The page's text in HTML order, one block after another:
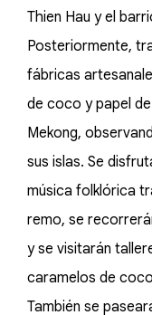
Thien Hau y el
Posteriormente,
fábricas
de coco y papel
Mekong,
sus islas. Se
música folklórica
remo, se
y se visitarán
caramelos de
También se